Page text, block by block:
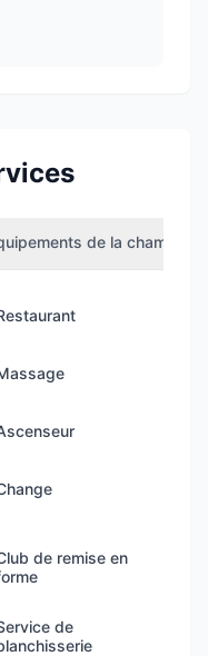
de la chambre
de remise en
de